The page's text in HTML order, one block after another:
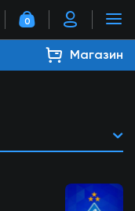
0
Магазин